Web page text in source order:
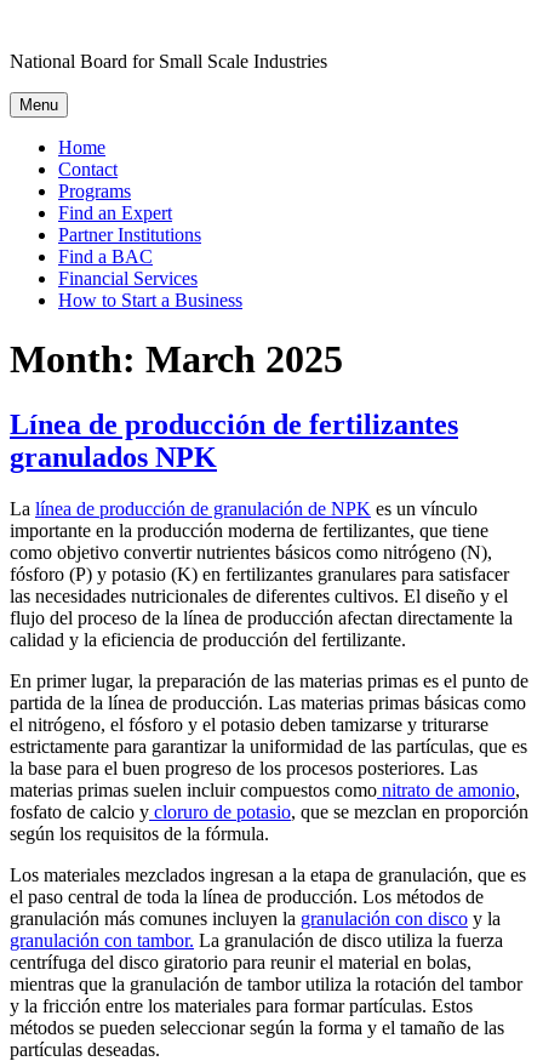
content
National Board for Small Scale Industries
Menu
Home
Contact
Programs
Find an Expert
Partner Institutions
Find a BAC
Financial Services
How to Start a Business
Month: March 2025
Línea de producción de fertilizantes
granulados NPK
La línea de producción de granulación de NPK es un vínculo
importante en la producción moderna de fertilizantes, que tiene
como objetivo convertir nutrientes básicos como nitrógeno (N),
fósforo (P) y potasio (K) en fertilizantes granulares para satisfacer
las necesidades nutricionales de diferentes cultivos. El diseño y el
flujo del proceso de la línea de producción afectan directamente la
calidad y la eficiencia de producción del fertilizante.
En primer lugar, la preparación de las materias primas es el punto de
partida de la línea de producción. Las materias primas básicas como
el nitrógeno, el fósforo y el potasio deben tamizarse y triturarse
estrictamente para garantizar la uniformidad de las partículas, que es
la base para el buen progreso de los procesos posteriores. Las
materias primas suelen incluir compuestos como nitrato de amonio,
fosfato de calcio y cloruro de potasio, que se mezclan en proporción
según los requisitos de la fórmula.
Los materiales mezclados ingresan a la etapa de granulación, que es
el paso central de toda la línea de producción. Los métodos de
granulación más comunes incluyen la granulación con disco y la
granulación con tambor. La granulación de disco utiliza la fuerza
centrífuga del disco giratorio para reunir el material en bolas,
mientras que la granulación de tambor utiliza la rotación del tambor
y la fricción entre los materiales para formar partículas. Estos
métodos se pueden seleccionar según la forma y el tamaño de las
partículas deseadas.